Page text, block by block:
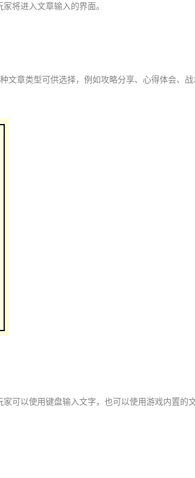
将进入文章输入的界面。
文章类型可供选择，例如攻略分享、心得体会、战
可以使用键盘输入文字，也可以使用游戏内置的